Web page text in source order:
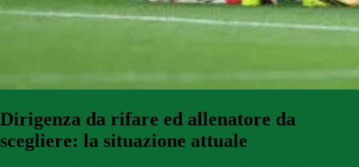
Dirigenza da rifare ed allenatore da
scegliere: la situazione attuale